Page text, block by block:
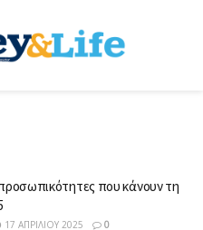
που κάνουν τη
17 ΑΠΡΙΛΊΟΥ 2025 0